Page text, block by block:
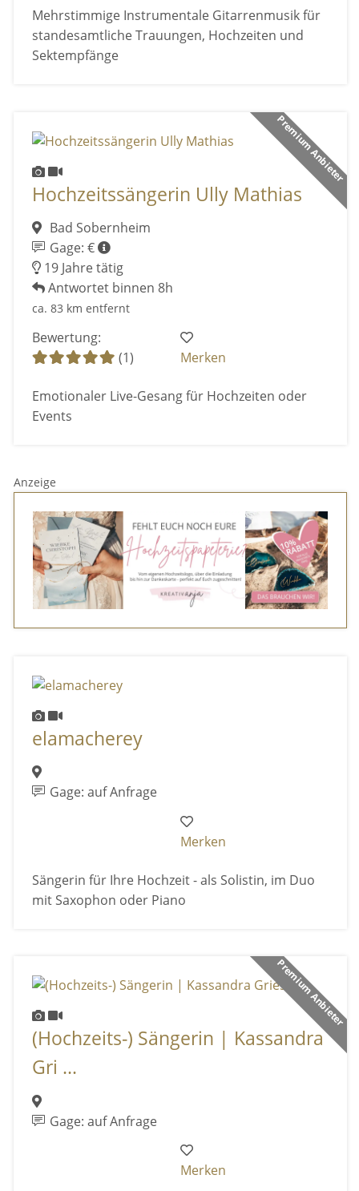
Mehrstimmige Instrumentale Gitarrenmusik für
standesamtliche Trauungen, Hochzeiten und
Sektempfänge
Premium Anbieter
Hochzeitssängerin Ully Mathias
Bad Sobernheim
Gage: €
19 Jahre tätig
Antwortet binnen 8h
ca. 83 km entfernt
Bewertung:
(1)
Merken
Emotionaler Live-Gesang für Hochzeiten oder
Events
Anzeige
elamacherey
Gage: auf Anfrage
Merken
Sängerin für Ihre Hochzeit - als Solistin, im Duo
mit Saxophon oder Piano
Premium Anbieter
(Hochzeits-) Sängerin | Kassandra
Gri ...
Gage: auf Anfrage
Merken